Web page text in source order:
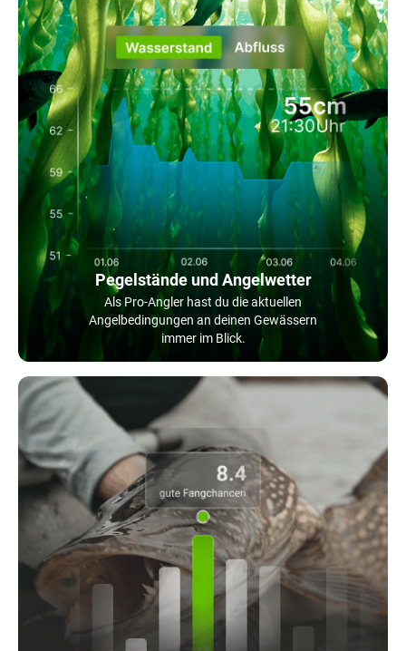
Pegelstände und Angelwetter
Als Pro-Angler hast du die aktuellen
Angelbedingungen an deinen Gewässern
immer im Blick.